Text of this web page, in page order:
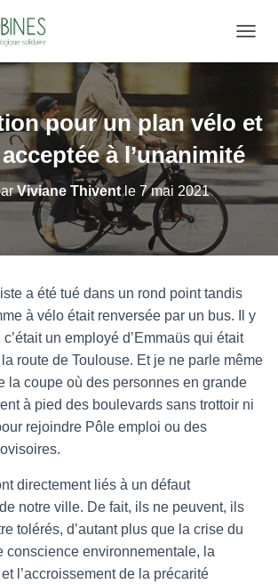
É
E
L
A
N
pour un plan vélo et
à l’unanimité
Viviane Thiventle 7 mai 2021
a été tué dans un rond point tandis
à vélo était renversée par un bus. Il y
un employé d’Emmaüs qui était
route de Toulouse. Et je ne parle même
la coupe où des personnes en grande
à pied des boulevards sans trottoir ni
rejoindre Pôle emploi ou des
directement liés à un défaut
notre ville. De fait, ils ne peuvent, ils
tolérés, d’autant plus que la crise du
conscience environnementale, la
l’accroissement de la précarité